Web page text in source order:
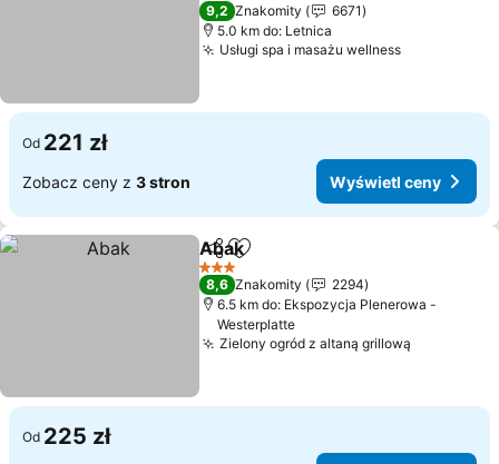
9,2 Znakomity
6671
5.0 km do: Letnica
Usługi spa i masażu wellnessWyświetl
Od 221 zł
Zobacz ceny z 3 stron Wyświetl ceny
UdostępnijDodaj do ulubionych
Abak
3 Kategoria
8,6 Znakomity
2294
6.5 km do: Ekspozycja Plenerowa -
Westerplatte
Zielony ogród z altaną grillową
Od 225 zł